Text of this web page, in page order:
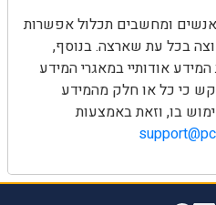
ומחשבים תכלול אפשרות
בכל עת שארצה. בנוסף,
אודותיי במאגרי המידע
ואוכל לבקש כי כל או חלק מהמידע
בו, וזאת באמצעות